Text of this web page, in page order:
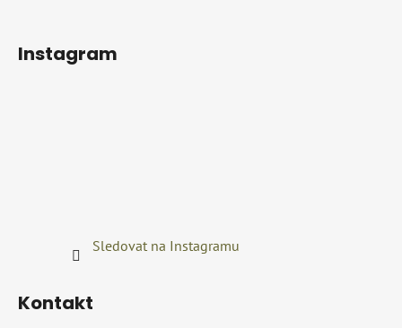
Instagram
Sledovat na Instagramu
Kontakt